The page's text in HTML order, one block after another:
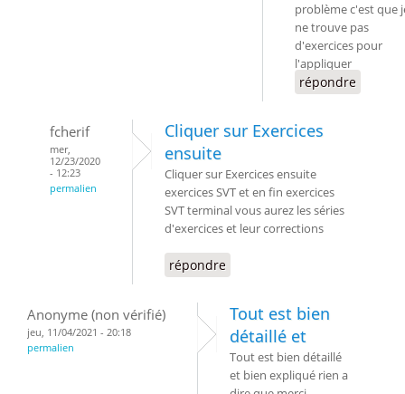
problème c'est que
ne trouve pas
d'exercices pour
l'appliquer
répondre
fcherif
mer,
12/23/2020
- 12:23
permalien
Cliquer sur Exercices
ensuite
Cliquer sur Exercices ensuite
exercices SVT et en fin exercices
SVT terminal vous aurez les séries
d'exercices et leur corrections
répondre
Anonyme (non vérifié)
jeu, 11/04/2021 - 20:18
permalien
Tout est bien
détaillé et
Tout est bien détaillé
et bien expliqué rien a